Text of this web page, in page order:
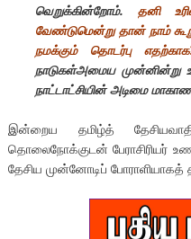
வெறுக்கின்றோம். தனி
வேண்டுமென்று தான் நாம்
நமக்கும் தொடர்பு
நாடுகள்அமைய
நாட்டாட்சியின் அடிமை
இன்றைய தமிழ்த்
தொலைநோக்குடன் பேராசிரியர்
தேசிய முன்னோடிப் போராளியாகத்